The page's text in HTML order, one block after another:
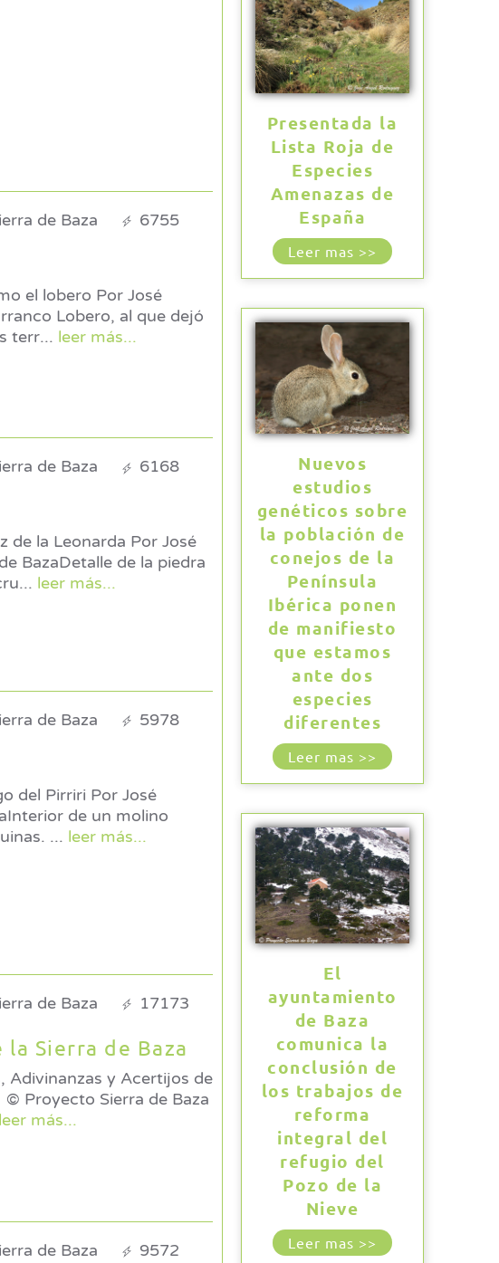
de Baza
6755
Por José
terr... leer más...
de Baza
6168
Por José
... leer más...
de Baza
5978
Por José
... leer más...
de Baza
17173
Sierra de Baza
Adivinanzas y Acertijos de
leer más...
de Baza
9572
Presentada la
Lista Roja de
Especies
Amenazas de
España
Leer mas >>
Nuevos
estudios
genéticos sobre
la población de
conejos de la
Península
Ibérica ponen
de manifiesto
que estamos
ante dos
especies
diferentes
Leer mas >>
El
ayuntamiento
de Baza
comunica la
conclusión de
los trabajos de
reforma
integral del
refugio del
Pozo de la
Nieve
Leer mas >>